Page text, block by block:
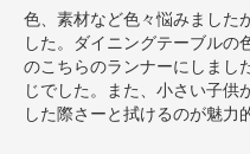
色、素材など色々悩みました
した。ダイニングテーブルの
のこちらのランナーにしまし
じでした。また、小さい子供
した際さーと拭けるのが魅力